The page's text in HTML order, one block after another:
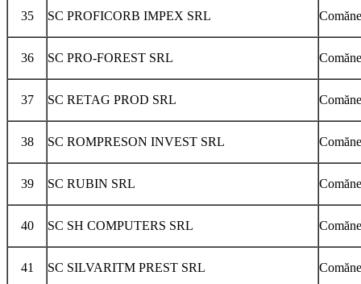
35 SC PROFICORB IMPEX SRL
36 SC PRO-FOREST SRL
37 SC RETAG PROD SRL
38 SC ROMPRESON INVEST SRL
39 SC RUBIN SRL
40 SC SH COMPUTERS SRL
41 SC SILVARITM PREST SRL